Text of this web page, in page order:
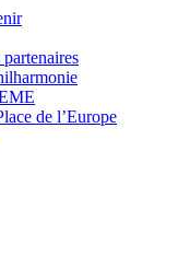
de l’Europe